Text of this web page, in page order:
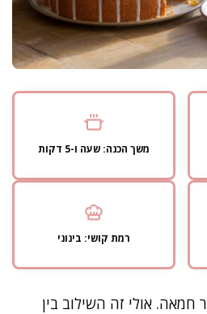
משך הכנה: שעה ו-5 דקות
רמת קושי: בינוני
חמאה. אולי זה השילוב בין